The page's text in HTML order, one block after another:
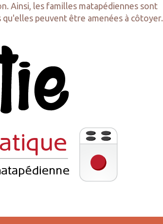
Ainsi, les familles matapédiennes sont
peuvent être amenées à côtoyer.